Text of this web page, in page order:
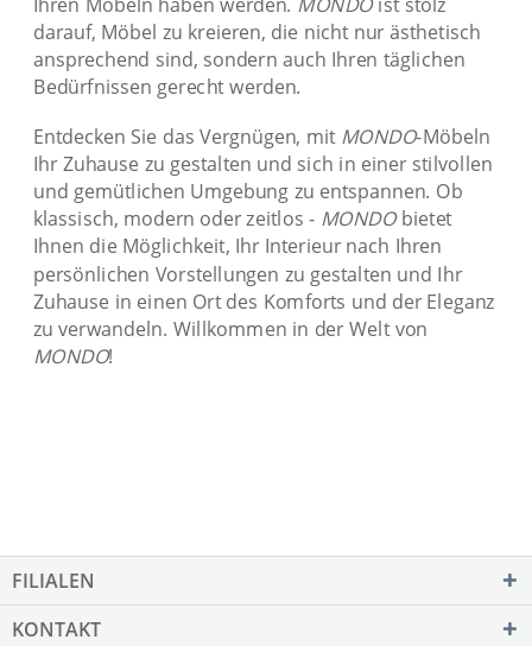
darauf, Möbel zu kreieren, die nicht nur ästhetisch
ansprechend sind, sondern auch Ihren täglichen
Bedürfnissen gerecht werden.
Entdecken Sie das Vergnügen, mit MONDO-Möbeln
Ihr Zuhause zu gestalten und sich in einer stilvollen
und gemütlichen Umgebung zu entspannen. Ob
klassisch, modern oder zeitlos - MONDObietet
Ihnen die Möglichkeit, Ihr Interieur nach Ihren
persönlichen Vorstellungen zu gestalten und Ihr
Zuhause in einen Ort des Komforts und der Eleganz
zu verwandeln. Willkommen in der Welt von
MONDO!
FILIALEN
KONTAKT